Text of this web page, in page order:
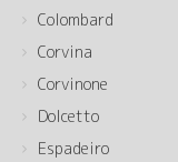
Colombard
Corvina
Corvinone
Dolcetto
Espadeiro